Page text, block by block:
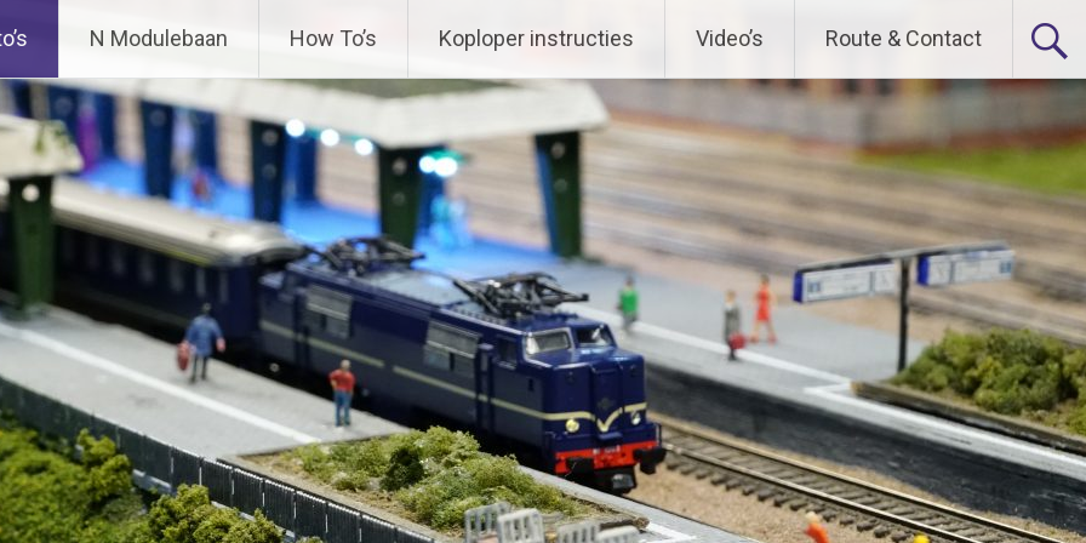
N Modulebaan How To’s Koploper instructies Video’s Route & Contact